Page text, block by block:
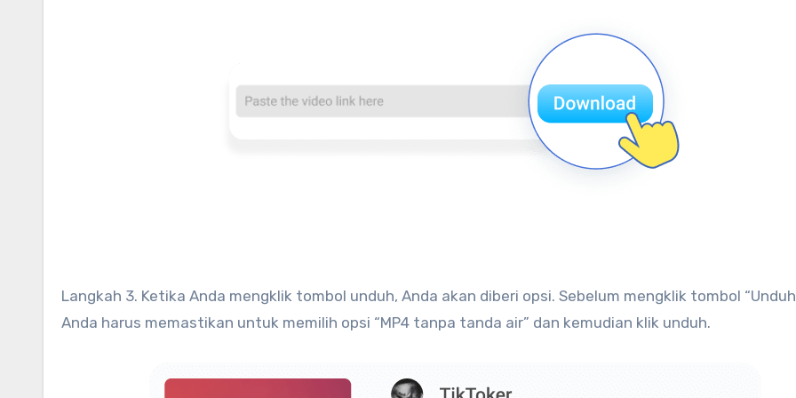
Langkah 3. Ketika Anda mengklik tombol unduh, Anda akan diberi opsi. Sebelum mengklik tombol
Anda harus memastikan untuk memilih opsi “MP4 tanpa tanda air” dan kemudian klik unduh.